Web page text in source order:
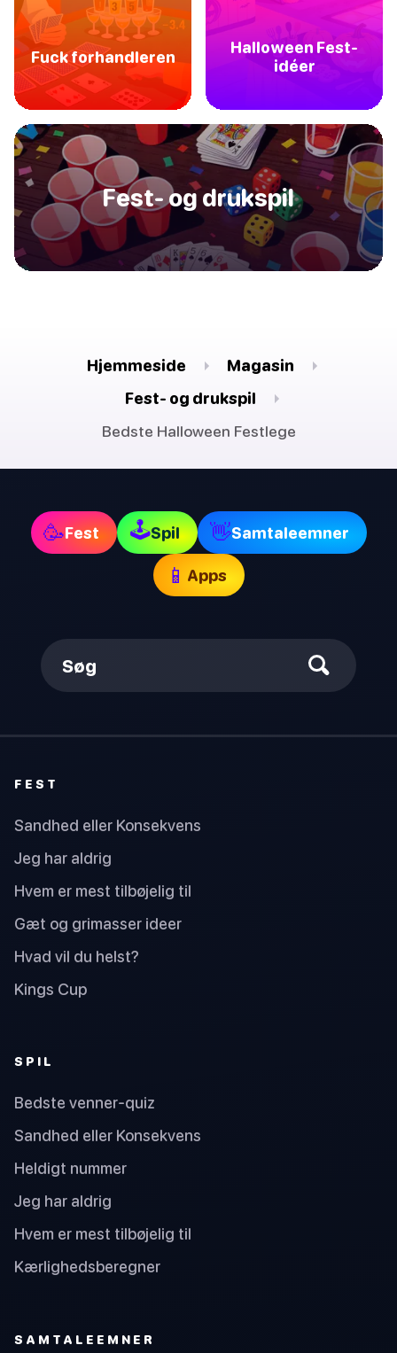
Fuck forhandleren
Halloween Fest-
idéer
Fest- og drukspil
Hjemmeside
Magasin
Fest- og drukspil
Bedste Halloween Festlege
🥳Fest 🕹Spil 👋Samtaleemner
📱 Apps
Søg
FEST
Sandhed eller Konsekvens
Jeg har aldrig
Hvem er mest tilbøjelig til
Gæt og grimasser ideer
Hvad vil du helst?
Kings Cup
SPIL
Bedste venner-quiz
Sandhed eller Konsekvens
Heldigt nummer
Jeg har aldrig
Hvem er mest tilbøjelig til
Kærlighedsberegner
SAMTALEEMNER